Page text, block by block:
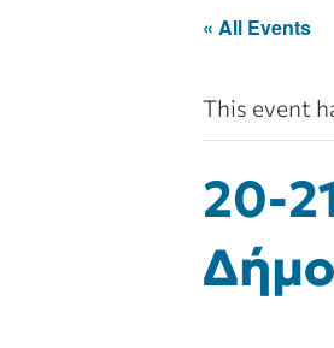
« All Events
This event
20-